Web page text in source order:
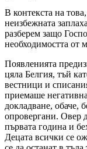
В контекста на
неизбежната
разберем защо
необходимостта от
Появленията
цяла Белгия, тъй
вестници и
приемаше
докладване, обаче,
опровергани. Овер
първата година и
Децата всички се